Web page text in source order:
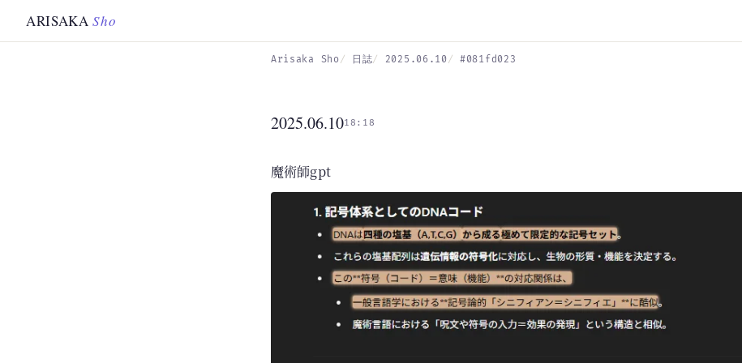
ARISAKASho
Arisaka Sho 日誌 2025.06.10 #081fd023
2025.06.1018:18
魔術師gpt